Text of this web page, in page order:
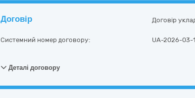
Договір Договір
Системний номер договору: UA-2026-03-
Деталі договору